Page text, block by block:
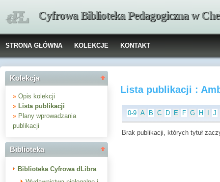
Cyfrowa Biblioteka Pedagogiczna w
STRONA GŁÓWNA KOLEKCJE KONTAKT
Kolekcja
» Opis kolekcji
» Lista publikacji
» Plany wprowadzania
publikacji
Biblioteka
Biblioteka Cyfrowa dLibra
Lista publikacji :
0-9 A B C D E F G H J
Brak publikacji, których tytuł